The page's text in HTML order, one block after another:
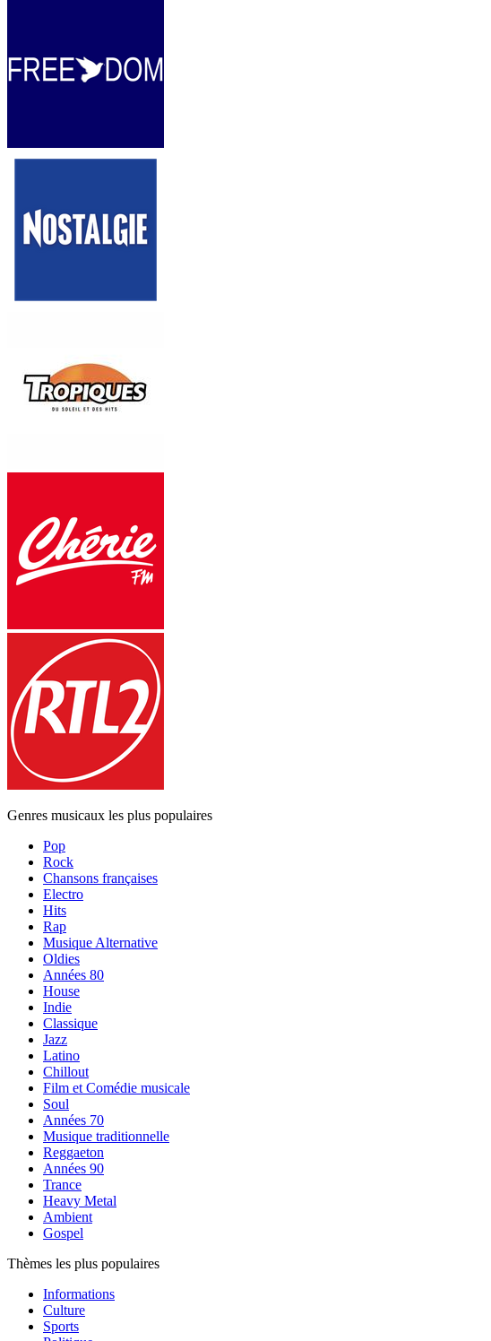
Genres musicaux les plus populaires
Pop
Rock
Chansons françaises
Electro
Hits
Rap
Musique Alternative
Oldies
Années 80
House
Indie
Classique
Jazz
Latino
Chillout
Film et Comédie musicale
Soul
Années 70
Musique traditionnelle
Reggaeton
Années 90
Trance
Heavy Metal
Ambient
Gospel
Thèmes les plus populaires
Informations
Culture
Sports